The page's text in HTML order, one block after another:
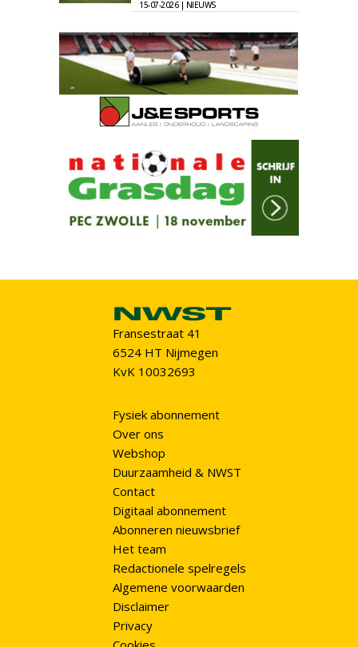
15-07-2026 | NIEUWS
Fransestraat 41
6524 HT Nijmegen
KvK 10032693
Fysiek abonnement
Over ons
Webshop
Duurzaamheid & NWST
Contact
Digitaal abonnement
Abonneren nieuwsbrief
Het team
Redactionele spelregels
Algemene voorwaarden
Disclaimer
Privacy